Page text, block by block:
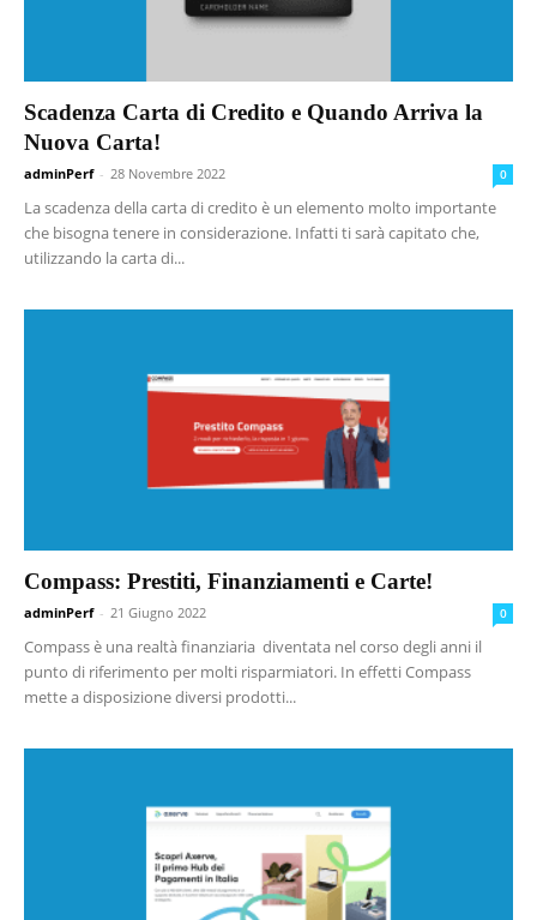
Scadenza Carta di Credito e Quando Arriva la
Nuova Carta!
adminPerf - 28 Novembre 2022 0
La scadenza della carta di credito è un elemento molto importante
che bisogna tenere in considerazione. Infatti ti sarà capitato che,
utilizzando la carta di...
Compass: Prestiti, Finanziamenti e Carte!
adminPerf - 21 Giugno 2022 0
Compass è una realtà finanziaria diventata nel corso degli anni il
punto di riferimento per molti risparmiatori. In effetti Compass
mette a disposizione diversi prodotti...